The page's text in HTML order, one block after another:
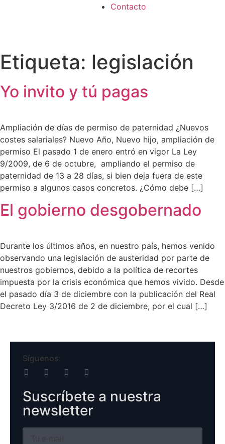
Contacto
Etiqueta: legislación
Yo invito y tú pagas
Ampliación de días de permiso de paternidad ¿Nuevos
costes salariales? Nuevo Año, Nuevo hijo, ampliación de
permiso El pasado 1 de enero entró en vigor La Ley
9/2009, de 6 de octubre, ampliando el permiso de
paternidad de 13 a 28 días, si bien deja fuera de este
permiso a algunos casos concretos. ¿Cómo debe […]
El gobierno desgobernado
Durante los últimos años, en nuestro país, hemos venido
observando una legislación de austeridad por parte de
nuestros gobiernos, debido a la política de recortes
impuesta por la crisis económica que hemos vivido. Desde
el pasado día 3 de diciembre con la publicación del Real
Decreto Ley 3/2016 de 2 de diciembre, por el cual […]
Síguenos:
Suscríbete a nuestra
newsletter